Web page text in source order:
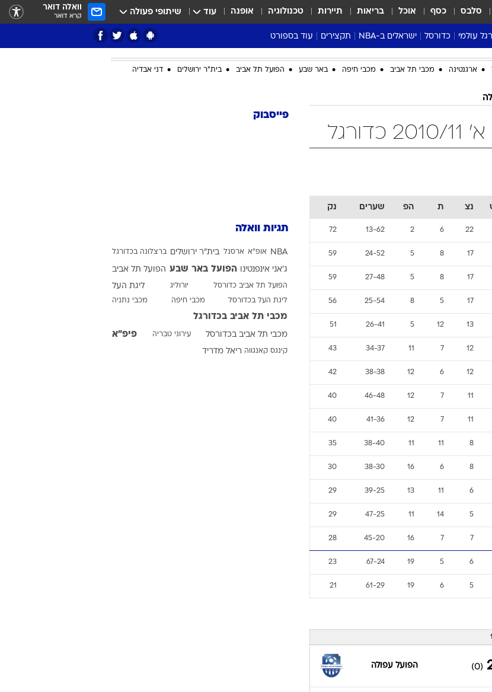
סלבס כסף אוכל בריאות תיירות טכנולוגיה אופנה עוד שיתופי פעולה וואלה דואר
קרא דואר
עולמי
אנגלית
איטלקית
צרפתית
האלופות
כדורסל
ליגת העל
נבחרות ישראל בכדורסל
כדורסל נשים
ישראלים ב-NBA
דני אבדיה
תקצירים עוד בספורט
מונדיאל 2026
NBA
פודקאסטים
אבא של שבת
טראש טוק
ענפים נוספים
לוח שידורים
ארגנטינה מכבי תל אביב מכבי חיפה באר שבע הפועל תל אביב בית"ר ירושלים דני אבדיה
נצ ת הפ שערים נק
22
6
2
13-62
72
17
8
5
24-52
59
17
8
5
27-48
59
17
5
8
25-54
56
13
12
5
26-41
51
12
7
11
34-37
43
12
6
12
38-38
42
11
7
12
46-48
40
11
7
12
41-36
40
8
11
11
38-40
35
8
6
16
38-30
30
6
11
13
39-25
29
5
14
11
47-25
29
7
7
16
45-20
28
6
5
19
67-24
23
5
6
19
61-29
21
(0) הפועל עפולה
פייסבוק
תגיות וואלה
NBA אופ"א ארסנל בית"ר ירושלים ברצלונה בכדורגל
ג'אני אינפנטינו הפועל באר שבע הפועל תל אביב
הפועל תל אביב כדורסל יורוליג ליגת העל
ליגת העל בכדורסל מכבי חיפה מכבי נתניה
מכבי תל אביב בכדורגל
מכבי תל אביב בכדורסל עירוני טבריה פיפ"א
קינגס קאנגווה ריאל מדריד